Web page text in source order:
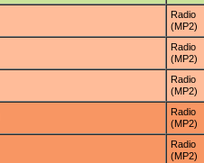
Radio
(MP2)
Radio
(MP2)
Radio
(MP2)
Radio
(MP2)
Radio
(MP2)